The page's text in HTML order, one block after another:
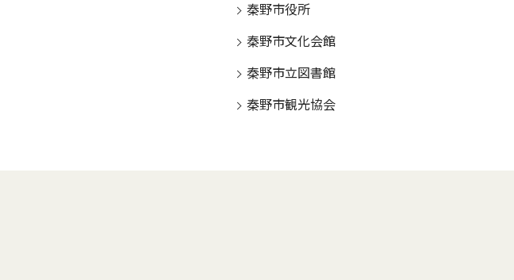
秦野市役所
秦野市文化会館
秦野市立図書館
秦野市観光協会